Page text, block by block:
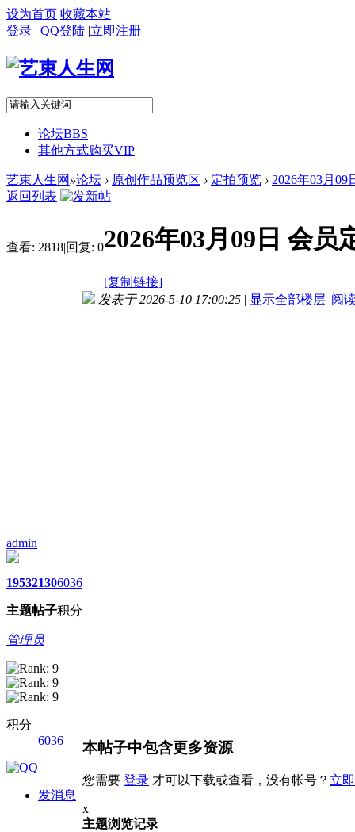
设为首页 收藏本站
登录 | QQ登陆 |立即注册
论坛BBS
其他方式购买VIP
艺束人生网 »论坛 › 原创作品预览区 › 定拍预览 › 2026年03月
返回列表
查看: 2818|回复: 02026年03月09日 会
[复制链接]
admin
1953
主题
2130
帖子
6036
积分
管理员
积分
6036
发消息
发表于 2026-5-10 17:00:25 | 显示全部楼层 |阅
本帖子中包含更多资源
您需要 登录 才可以下载或查看，没有帐号？ 立
x
主题浏览记录